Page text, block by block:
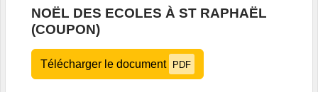
NOËL DES ECOLES À ST RAPHAËL
(COUPON)
Télécharger le document PDF